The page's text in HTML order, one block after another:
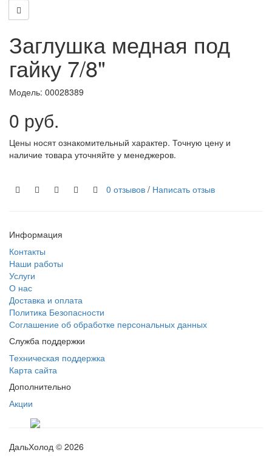
Заглушка медная под
гайку 7/8"
Модель: 00028389
0 руб.
Цены носят ознакомительный характер. Точную цену и
наличие товара уточняйте у менеджеров.
0 отзывов / Написать отзыв
Информация
Контакты
Наши работы
Услуги
О нас
Доставка и оплата
Политика Безопасности
Соглашение об обработке персональных данных
Служба поддержки
Техническая поддержка
Карта сайта
Дополнительно
Акции
ДальХолод © 2026